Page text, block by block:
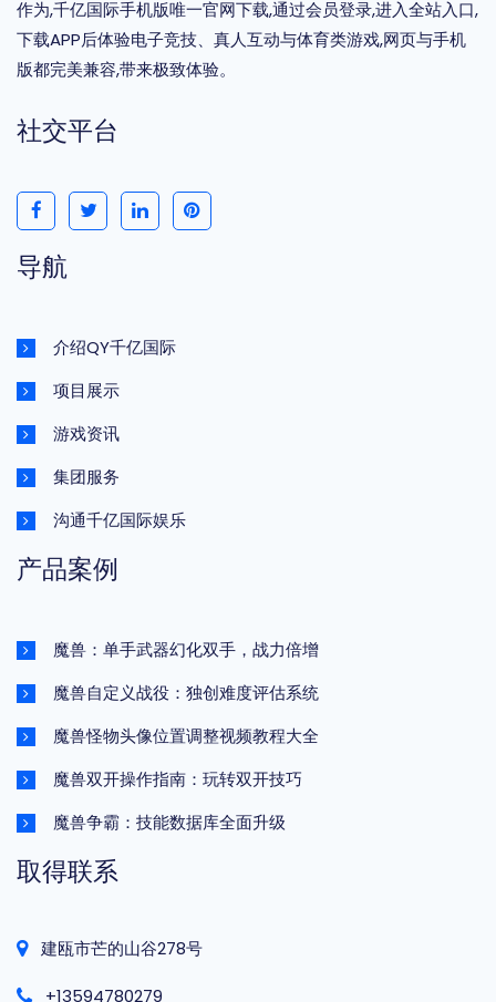
作为,千亿国际手机版唯一官网下载,通过会员登录,进入全站入口,
下载APP后体验电子竞技、真人互动与体育类游戏,网页与手机
版都完美兼容,带来极致体验。
社交平台
导航
介绍QY千亿国际
项目展示
游戏资讯
集团服务
沟通千亿国际娱乐
产品案例
魔兽：单手武器幻化双手，战力倍增
魔兽自定义战役：独创难度评估系统
魔兽怪物头像位置调整视频教程大全
魔兽双开操作指南：玩转双开技巧
魔兽争霸：技能数据库全面升级
取得联系
建瓯市芒的山谷278号
+13594780279